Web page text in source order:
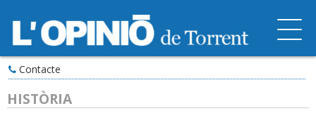
Contacte
HISTÒRIA